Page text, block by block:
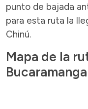
punto de bajada
para esta ruta la
Chinú.
Mapa de la